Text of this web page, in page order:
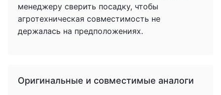
менеджеру сверить посадку, чтобы
агротехническая совместимость не
держалась на предположениях.
Оригинальные и совместимые аналоги